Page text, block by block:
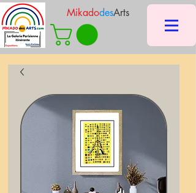
MikadodesArts